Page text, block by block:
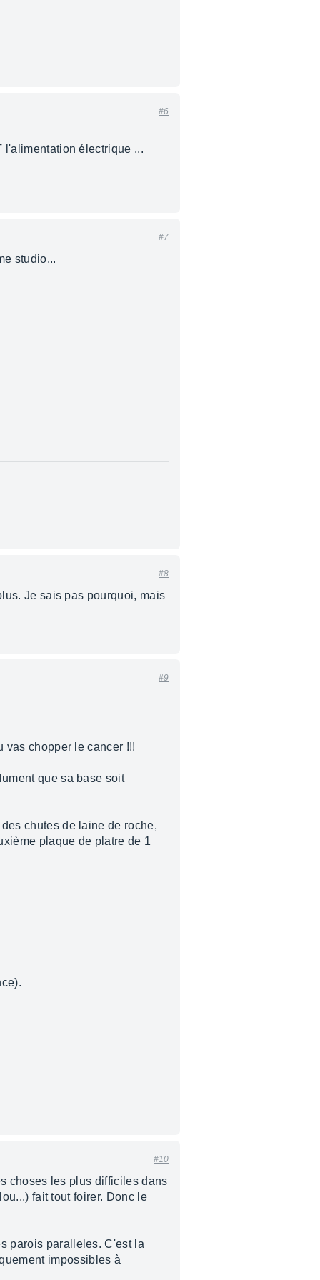
#6
l'alimentation électrique ...
#7
studio...
#8
Je sais pas pourquoi, mais
#9
vas chopper le cancer !!!
que sa base soit
chutes de laine de roche,
plaque de platre de 1
#10
choses les plus difficiles dans
fait tout foirer. Donc le
parois paralleles. C'est la
impossibles à